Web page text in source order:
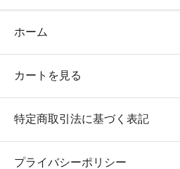
ホーム
カートを見る
特定商取引法に基づく表記
プライバシーポリシー